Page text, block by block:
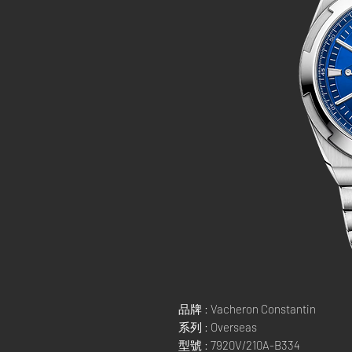
品牌 : Vacheron Constantin
系列 : Overseas
型號 : 7920V/210A-B334